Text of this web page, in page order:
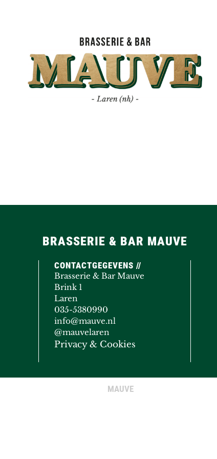
BRASSERIE & BAR MAUVE
CONTACTGEGEVENS //
Brasserie & Bar Mauve
Brink 1
Laren
035-5380990
info@mauve.nl
@mauvelaren
Privacy & Cookies
MAUVE· ALL RIGHTS RESERVED